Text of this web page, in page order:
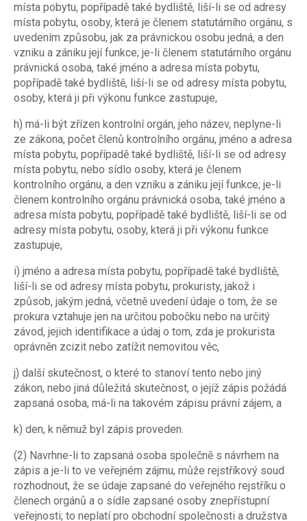
místa pobytu, popřípadě také bydliště, liší-li se od adresy
místa pobytu, osoby, která je členem statutárního orgánu, s
uvedením způsobu, jak za právnickou osobu jedná, a den
vzniku a zániku její funkce; je-li členem statutárního orgánu
právnická osoba, také jméno a adresa místa pobytu,
popřípadě také bydliště, liší-li se od adresy místa pobytu,
osoby, která ji při výkonu funkce zastupuje,
h) má-li být zřízen kontrolní orgán, jeho název, neplyne-li
ze zákona, počet členů kontrolního orgánu, jméno a adresa
místa pobytu, popřípadě také bydliště, liší-li se od adresy
místa pobytu, nebo sídlo osoby, která je členem
kontrolního orgánu, a den vzniku a zániku její funkce; je-li
členem kontrolního orgánu právnická osoba, také jméno a
adresa místa pobytu, popřípadě také bydliště, liší-li se od
adresy místa pobytu, osoby, která ji při výkonu funkce
zastupuje,
i) jméno a adresa místa pobytu, popřípadě také bydliště,
liší-li se od adresy místa pobytu, prokuristy, jakož i
způsob, jakým jedná, včetně uvedení údaje o tom, že se
prokura vztahuje jen na určitou pobočku nebo na určitý
závod, jejich identifikace a údaj o tom, zda je prokurista
oprávněn zcizit nebo zatížit nemovitou věc,
j) další skutečnost, o které to stanoví tento nebo jiný
zákon, nebo jiná důležitá skutečnost, o jejíž zápis požádá
zapsaná osoba, má-li na takovém zápisu právní zájem, a
k) den, k němuž byl zápis proveden.
(2) Navrhne-li to zapsaná osoba společně s návrhem na
zápis a je-li to ve veřejném zájmu, může rejstříkový soud
rozhodnout, že se údaje zapsané do veřejného rejstříku o
členech orgánů a o sídle zapsané osoby znepřístupní
veřejnosti; to neplatí pro obchodní společnosti a družstva